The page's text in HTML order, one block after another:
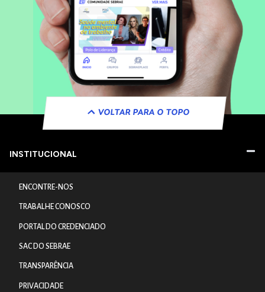
VOLTAR PARA O TOPO
INSTITUCIONAL
ENCONTRE-NOS
TRABALHE CONOSCO
PORTAL DO CREDENCIADO
SAC DO SEBRAE
TRANSPARÊNCIA
PRIVACIDADE